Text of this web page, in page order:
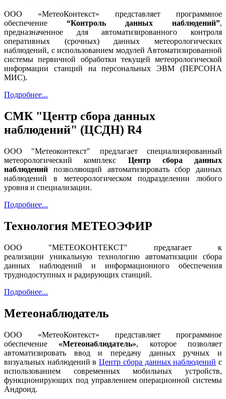
ООО «МетеоКонтекст» представляет программное
обеспечение “Контроль данных наблюдений”,
предназначенное для автоматизированного контроля
оперативных (срочных) данных метеорологических
наблюдений, с использованием модулей Автоматизированной
системы первичной обработки текущей метеорологической
информации станций на персональных ЭВМ (ПЕРСОНА
МИС).
Подробнее...
СМК "Центр сбора данных
наблюдений" (ЦСДН) R4
ООО "Метеоконтекст" предлагает специализированный
метеорологический комплекс Центр сбора данных
наблюдений позволяющий автоматизировать сбор данных
наблюдений в метеорологическом подразделении любого
уровня и специализации.
Подробнее...
Технология МЕТЕОЭФИР
ООО "МЕТЕОКОНТЕКСТ" предлагает к
реализации уникальную технологию автоматизации сбора
данных наблюдений и информационного обеспечения
труднодоступных и радирующих станций.
Подробнее...
Метеонаблюдатель
ООО «МетеоКонтекст» представляет программное
обеспечение «Метеонаблюдатель», которое позволяет
автоматизировать ввод и передачу данных ручных и
визуальных наблюдений вЦентр сбора данных наблюдений с
использованием современных мобильных устройств,
функционирующих под управлением операционной системы
Андроид.